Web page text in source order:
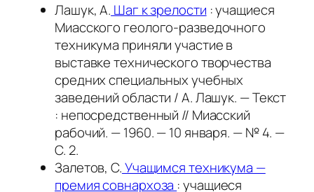
Лашук, А. Шаг к зрелости : учащиеся
Миасского геолого-разведочного
техникума приняли участие в
выставке технического творчества
средних специальных учебных
заведений области / А. Лашук. — Текст
: непосредственный // Миасский
рабочий. — 1960. — 10 января. — № 4. —
С. 2.
Залетов, С.Учащимся техникума —
премия совнархоза : учащиеся